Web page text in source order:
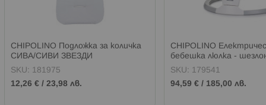
CHIPOLINO Подложка за количка
СИВА/СИВИ ЗВЕЗДИ
SKU: 181975
12,26 € / 23,98 лв.
CHIPOLINO
бебешка люлка -
МАКАДАМИЯ
SKU: 179541
94,59 € / 185,00 лв.